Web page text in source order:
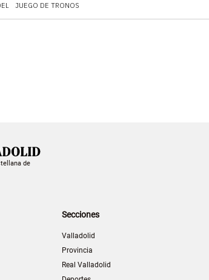
JUEGO DE TRONOS
de
Secciones
Valladolid
Provincia
Real Valladolid